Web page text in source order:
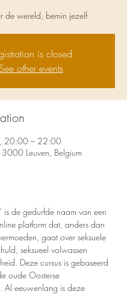
de wereld, bemin jezelf
is closed
other events
20:00 – 22:00
Leuven, Belgium
is de gedurfde naam van een
platform dat, anders dan
gaat over seksuele
seksueel volwassen
Deze cursus is gebaseerd
oude Oosterse
Al eeuwenlang is deze